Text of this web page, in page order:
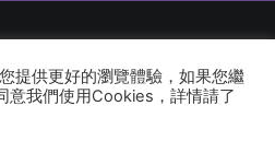
Seminary. All rights reserved
提供更好的瀏覽體驗，如果您繼
意我們使用Cookies，詳情請了